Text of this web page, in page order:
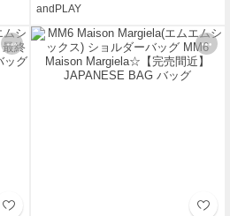
andPLAY